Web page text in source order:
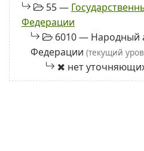
55 —
Федерации
6010 — Народный
Федерации (текущий
нет